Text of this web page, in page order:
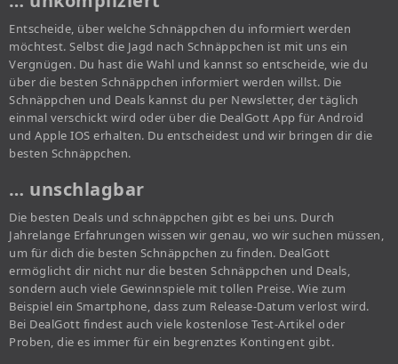
Entscheide, über welche Schnäppchen du informiert werden
möchtest. Selbst die Jagd nach Schnäppchen ist mit uns ein
Vergnügen. Du hast die Wahl und kannst so entscheide, wie du
über die besten Schnäppchen informiert werden willst. Die
Schnäppchen und Deals kannst du per Newsletter, der täglich
einmal verschickt wird oder über die DealGott App für Android
und Apple IOS erhalten. Du entscheidest und wir bringen dir die
besten Schnäppchen.
… unschlagbar
Die besten Deals und schnäppchen gibt es bei uns. Durch
Jahrelange Erfahrungen wissen wir genau, wo wir suchen müssen,
um für dich die besten Schnäppchen zu finden. DealGott
ermöglicht dir nicht nur die besten Schnäppchen und Deals,
sondern auch viele Gewinnspiele mit tollen Preise. Wie zum
Beispiel ein Smartphone, dass zum Release-Datum verlost wird.
Bei DealGott findest auch viele kostenlose Test-Artikel oder
Proben, die es immer für ein begrenztes Kontingent gibt.